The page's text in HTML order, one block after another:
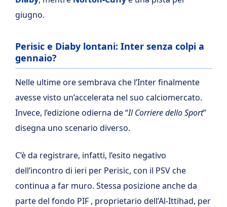
giugno.
Perisic e Diaby lontani: Inter senza colpi a
gennaio?
Nelle ultime ore sembrava che l’Inter finalmente
avesse visto un’accelerata nel suo calciomercato.
Invece, l’edizione odierna de “Il Corriere dello Sport”
disegna uno scenario diverso.
C’è da registrare, infatti, l’esito negativo
dell’incontro di ieri per Perisic, con il PSV che
continua a far muro. Stessa posizione anche da
parte del fondo PIF , proprietario dell’Al-Ittihad, per